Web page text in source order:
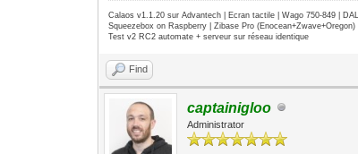
Calaos v1.1.20 sur Advantech | Ecran tactile | Wago 750-849 |
Squeezebox on Raspberry | Zibase Pro
Test v2 RC2 automate + serveur sur réseau identique
Find
captainigloo
Administrator